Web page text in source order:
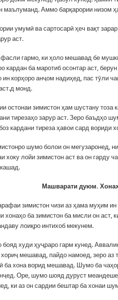
маълуманд. Аммо барқарории низом
умумӣ ва сартосарӣ ҳеч вақт
аст.
гармо, ки ҳоло мешавад бе
кардан ба маротиб осонтар аст,
ин корҳоро анҷом надиҳед, пас тӯли
монд.
остонаи зимистон ҳам шустану
тирезаҳо зарур аст. Зеро баъдҳо
кардани тиреза ҳавои сард
шумо болои он мегузаронед,
хоку лойи зимистон аст ва он гарду
Машварати дуюм.
зимистон чизи аз ҳама муҳим
хонаҳо ба зимистон ба мисли он аст,
лоиқро интихоб мекунем.
худи ҳуҷраро гарм кунед.
хориҷ мешавад, пайдо намоед, зеро аз
ба хона ворид мешавад. Шумо ба
Оре, шумо шояд дуруст
ки аз он сардии бештар ба хонаи